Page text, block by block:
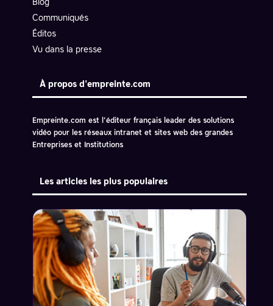
Blog
Communiqués
Éditos
Vu dans la presse
À propos d'empreinte.com
Empreinte.com est l’éditeur français leader des solutions
vidéo pour les réseaux intranet et sites web des grandes
Entreprises et Institutions
Les articles les plus populaires